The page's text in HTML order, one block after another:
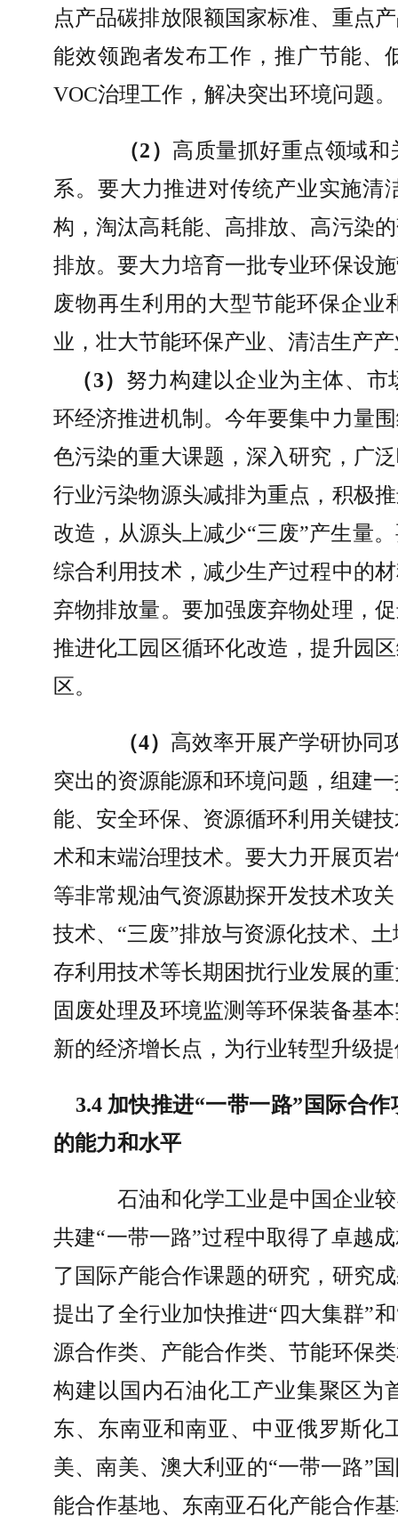
点产品碳排放限额国家标准、重点
能效领跑者发布工作，推广节能、
VOC治理工作，解决突出环境问题。
（2） 高质量抓好重点领域
系。要大力推进对传统产业实施清
构，淘汰高耗能、高排放、高污染
排放。要大力培育一批专业环保设
废物再生利用的大型节能环保企业
业，壮大节能环保产业、清洁生产
（3） 努力构建以企业为主体、
环经济推进机制。今年要集中力量
色污染的重大课题，深入研究，广
行业污染物源头减排为重点，积极
改造，从源头上减少“三废”产生量
综合利用技术，减少生产过程中的
弃物排放量。要加强废弃物处理，
推进化工园区循环化改造，提升园
区。
（4） 高效率开展产学研协同
突出的资源能源和环境问题，组建
能、安全环保、资源循环利用关键
术和末端治理技术。要大力开展页
等非常规油气资源勘探开发技术攻
技术、 “三废”排放与资源化技术、
存利用技术等长期困扰行业发展的
固废处理及环境监测等环保装备基
新的经济增长点，为行业转型升级
3.4 加快推进“一带一路” 国际合
的能力和水平
石油和化学工业是中国企业
共建“一带一路”过程中取得了卓越
了国际产能合作课题的研究，研究
提出了全行业加快推进“ 四大集群”和
源合作类、产能合作类、节能环保
构建以国内石油化工产业集聚区为
东、东南亚和南亚、中亚俄罗斯化
美、南美、澳大利亚的“一带一路”
能合作基地、东南亚石化产能合作